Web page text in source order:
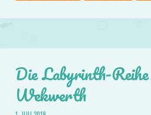
Die Labyrinth-
Wekwerth